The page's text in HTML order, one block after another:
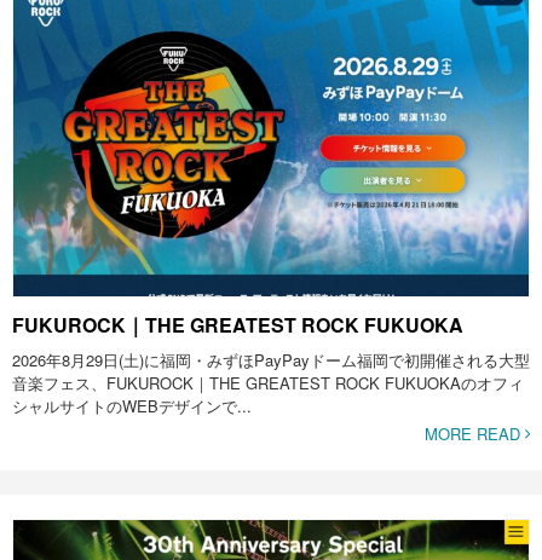
FUKUROCK｜THE GREATEST ROCK FUKUOKA
2026年8月29日(土)に福岡・みずほPayPayドーム福岡で初開催される大型
音楽フェス、FUKUROCK｜THE GREATEST ROCK FUKUOKAのオフィ
シャルサイトのWEBデザインで...
MORE READ